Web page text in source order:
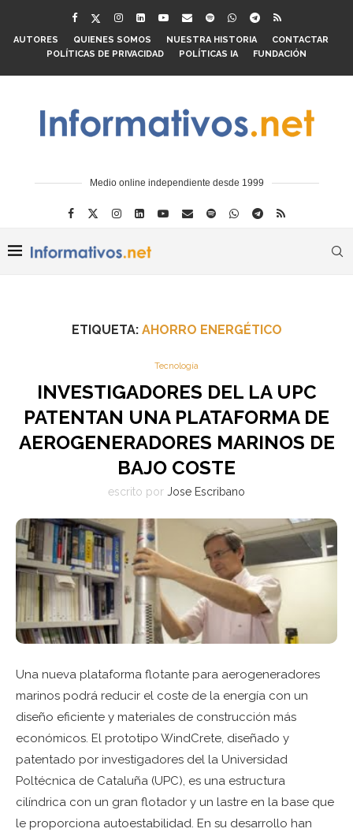
AUTORES QUIENES SOMOS NUESTRA HISTORIA
CONTACTAR
POLÍTICAS DE PRIVACIDAD
POLÍTICAS IA FUNDACIÓN
Medio online independiente desde 1999
ETIQUETA: AHORRO ENERGÉTICO
Tecnología
INVESTIGADORES DEL LA UPC
PATENTAN UNA PLATAFORMA DE
AEROGENERADORES MARINOS DE
BAJO COSTE
escrito por Jose Escribano
Una nueva plataforma flotante para aerogeneradores
marinos podrá reducir el coste de la energía con un
diseño eficiente y materiales de construcción más
económicos. El prototipo WindCrete, diseñado y
patentado por investigadores del la Universidad
Poltécnica de Cataluña (UPC), es una estructura
cilíndrica con un gran flotador y un lastre en la base que
le proporciona autoestabilidad. En su desarrollo han